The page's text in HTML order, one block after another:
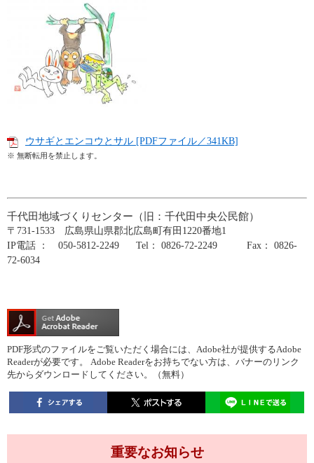
重要なお知らせ
ウサギとエンコウとサル [PDFファイル／341KB]
※ 無断転用を禁止します。
千代田地域づくりセンター（旧：千代田中央公民館）
〒731-1533 広島県山県郡北広島町有田1220番地1
IP電話 ： 050-5812-2249 Tel： 0826-72-2249 Fax： 0826-
72-6034
PDF形式のファイルをご覧いただく場合には、Adobe社が提供するAdobe
Readerが必要です。
Adobe Readerをお持ちでない方は、バナーのリンク
先からダウンロードしてください。（無料）